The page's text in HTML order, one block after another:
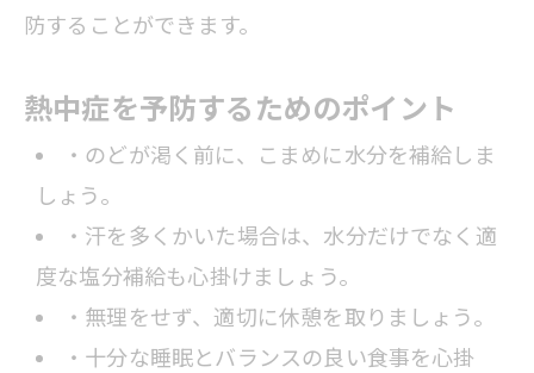
防することができます。
熱中症を予防するためのポイント
・のどが渇く前に、こまめに水分を補給しま
しょう。
・汗を多くかいた場合は、水分だけでなく適
度な塩分補給も心掛けましょう。
・無理をせず、適切に休憩を取りましょう。
・十分な睡眠とバランスの良い食事を心掛